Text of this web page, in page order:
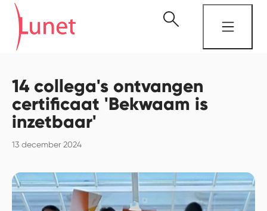
14 collega's ontvangen
certificaat 'Bekwaam is
inzetbaar'
13 december 2024